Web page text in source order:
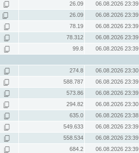
26.09
06.08.2026 23:39
26.09
06.08.2026 23:39
78.19
06.08.2026 23:39
78.312
06.08.2026 23:39
99.8
06.08.2026 23:39
274.8
06.08.2026 23:30
588.787
06.08.2026 23:39
573.86
06.08.2026 23:39
294.82
06.08.2026 23:30
635.0
06.08.2026 23:38
549.633
06.08.2026 23:39
558.534
06.08.2026 23:39
684.2
06.08.2026 23:39